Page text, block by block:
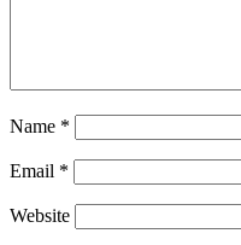
Name *
Email *
Website